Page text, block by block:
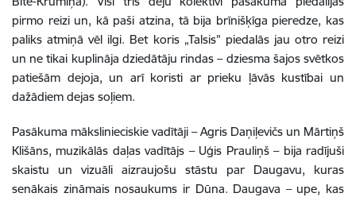
pirmo reizi un, kā paši atzina, tā bija brīnišķīga pieredze, kas
paliks atmiņā vēl ilgi. Bet koris „Talsis” piedalās jau otro reizi
un ne tikai kuplināja dziedātāju rindas – dziesma šajos svētkos
patiešām dejoja, un arī koristi ar prieku ļāvās kustībai un
dažādiem dejas soļiem.
Pasākuma mākslinieciskie vadītāji – Agris Daņiļevičs un Mārtiņš
Klišāns, muzikālās daļas vadītājs – Uģis Prauliņš – bija radījuši
skaistu un vizuāli aizraujošu stāstu par Daugavu, kuras
senākais zināmais nosaukums ir Dūna. Daugava – upe, kas